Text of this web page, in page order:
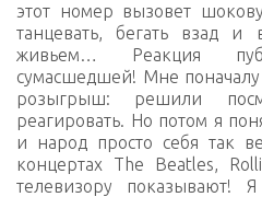
этот номер вызовет
танцевать, бегать взад
живьем… Реакция
сумасшедшей! Мне поначалу
розыгрыш: решили
реагировать. Но потом я
и народ просто себя так
концертах The Beatles,
телевизору показывают!